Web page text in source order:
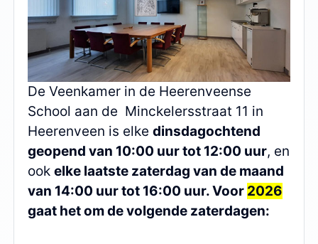
De Veenkamer in de Heerenveense
School aan de Minckelersstraat 11 in
Heerenveen is elke dinsdagochtend
geopend van 10:00 uur tot 12:00 uur, en
ook elke laatste zaterdag van de maand
van 14:00 uur tot 16:00 uur. Voor 2026
gaat het om de volgende zaterdagen: